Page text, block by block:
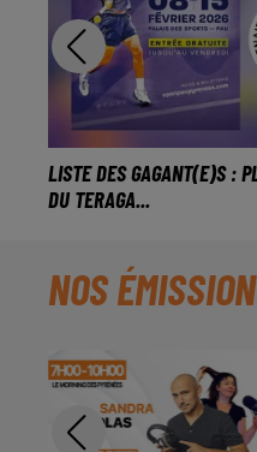
LISTE DES GAGANT(E)S :
DU TERAGA...
NOS